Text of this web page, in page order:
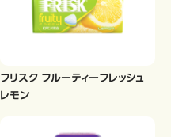
フリスク フルーティーフレッシュ
レモン